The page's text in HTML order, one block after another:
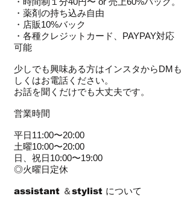
・薬剤の持ち込み自由
・店販10%バック
・各種クレジットカード、PAYPAY対応
可能
少しでも興味ある方はインスタからDMも
しくはお電話ください。
​お話を聞くだけでも大丈夫です。​
営業時間
平日11:00〜20:00
土曜10:00〜20:00
日、祝日10:00〜19:00
◎火曜日定休
assistant ＆stylist ​について